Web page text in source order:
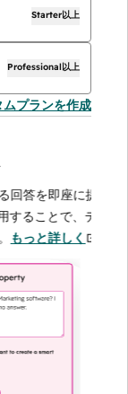
Starter以上
Professional以上
ムプランを作成
を即座に提
ことで、デ
と詳しく